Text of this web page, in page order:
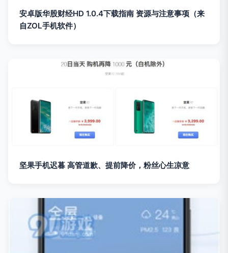
安卓版华股财经HD 1.0.4下载指南 资源与注意事项（来
自ZOL手机软件）
坚果手机迟暮 高管道歉、提前降价，粉丝心生凉意